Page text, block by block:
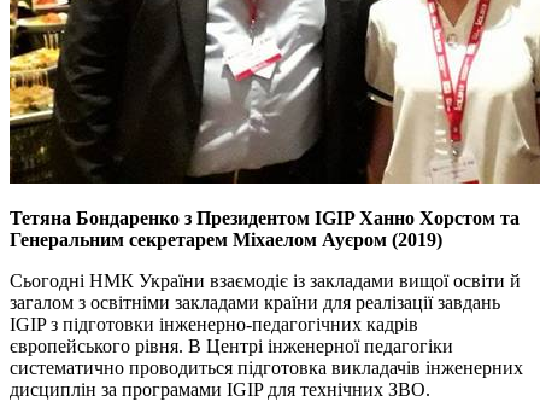
Тетяна Бондаренко з Президентом IGIP Ханно Хорстом та
Генеральним секретарем Міхаелом Ауєром (2019)
Сьогодні НМК України взаємодіє із закладами вищої освіти й
загалом з освітніми закладами країни для реалізації завдань
IGIP з підготовки інженерно-педагогічних кадрів
європейського рівня. В Центрі інженерної педагогіки
систематично проводиться підготовка викладачів інженерних
дисциплін за програмами IGIP для технічних ЗВО.